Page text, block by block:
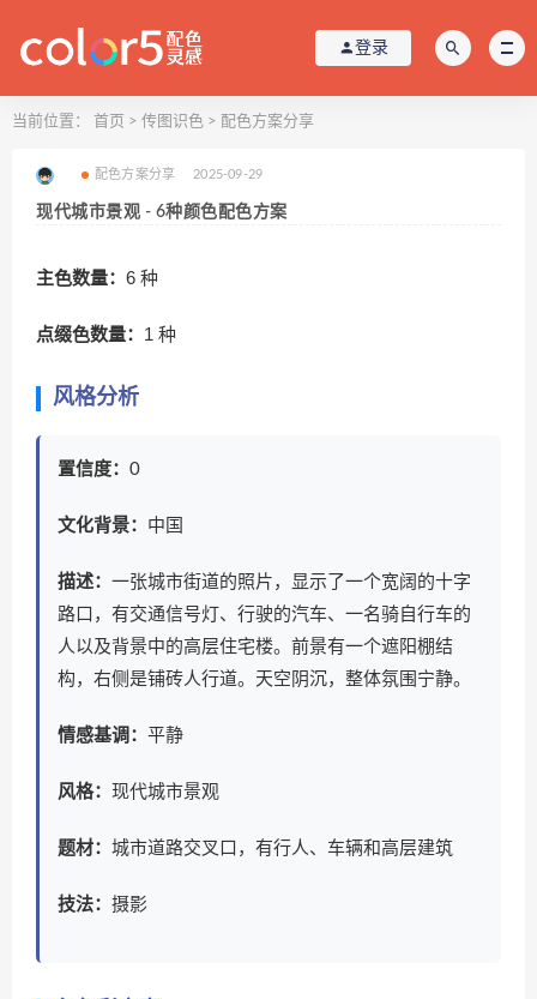
登录
当前位置： 首页 > 传图识色 > 配色方案分享
配色方案分享 2025-09-29
现代城市景观 - 6种颜色配色方案
主色数量： 6 种
点缀色数量： 1 种
风格分析
置信度： 0
文化背景： 中国
描述： 一张城市街道的照片，显示了一个宽阔的十字
路口，有交通信号灯、行驶的汽车、一名骑自行车的
人以及背景中的高层住宅楼。前景有一个遮阳棚结
构，右侧是铺砖人行道。天空阴沉，整体氛围宁静。
情感基调： 平静
风格： 现代城市景观
题材： 城市道路交叉口，有行人、车辆和高层建筑
技法： 摄影